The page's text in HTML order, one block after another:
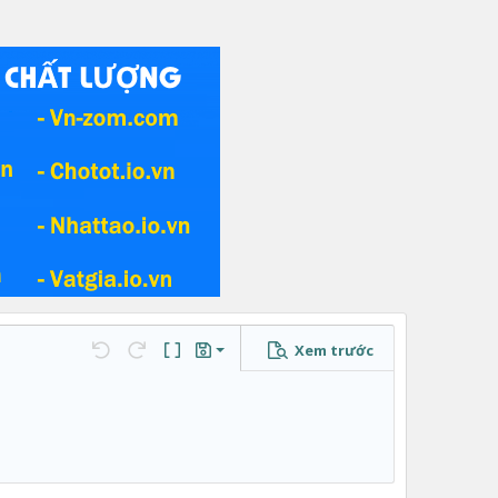
Undo Redo Toggle BB code
Bản thảo
Lưu nháp
Xem trước